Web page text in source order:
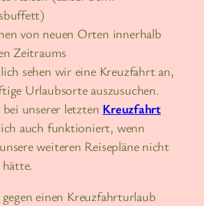
von neuen Orten innerhalb
Zeitraums
sehen wir eine Kreuzfahrt an,
Urlaubsorte auszusuchen.
unserer letzten Kreuzfahrt
auch funktioniert, wenn
weiteren Reisepläne nicht
einen Kreuzfahrturlaub